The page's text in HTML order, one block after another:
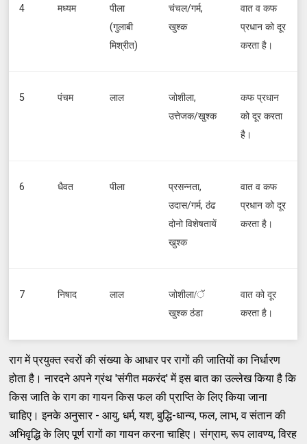
4 मध्यम
पीला
(गुलाबी
मिश्रीत)
चंचल/गर्म,
खुश्क
वात व कफ
प्रधान को दूर
करता है।
5 पंचम लाल
जोशीला,
उत्तेजक/खुश्क
कफ प्रधान
को दूर करता
है।
6 धैवत पीला
प्रसन्नता,
उदास/गर्म, ठंढ
दोनो विशेषतायें
खुश्क
वात व कफ
प्रधान को दूर
करता है।
7 निषाद लाल
जोशीला/ॅ
खुश्क ठंडा
वात को दूर
करता है।
राग में प्रयुक्त स्वरों की संख्या के आधार पर रागों की जातियों का निर्धारण
होता है। नारदने अपने ग्रंथ 'संगीत मकरंद' में इस बात का उल्लेख किया है कि
किस जाति के राग का गायन किस फल की प्राप्ति के लिए किया जाना
चाहिए। इनके अनुसार - आयु, धर्म, यश, बुद्धि-धान्य, फल, लाभ, व संतान की
अभिवृद्धि के लिए पूर्ण रागों का गायन करना चाहिए। संग्राम, रूप लावण्य, विरह